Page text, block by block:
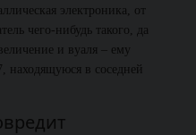
электроника, от
чего-нибудь такого, да
и вуаля – ему
находящуюся в соседней